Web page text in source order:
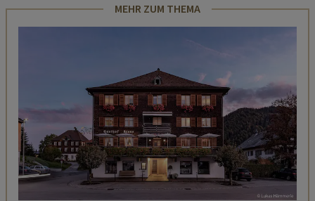
MEHR ZUM THEMA